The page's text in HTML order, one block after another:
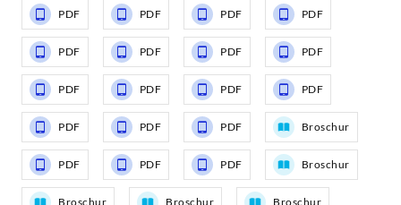
PDF PDF PDF PDF
PDF PDF PDF PDF
PDF PDF PDF PDF
PDF PDF PDF Broschur
PDF PDF PDF Broschur
Broschur Broschur Broschur